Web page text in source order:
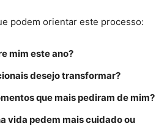
podem orientar este processo:
mim este ano?
desejo transformar?
que mais pediram de mim?
vida pedem mais cuidado ou